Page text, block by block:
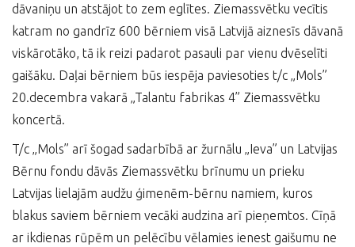
dāvaniņu un atstājot to zem eglītes. Ziemassvētku vecītis
katram no gandrīz 600 bērniem visā Latvijā aiznesīs dāvanā
viskārotāko, tā ik reizi padarot pasauli par vienu dvēselīti
gaišāku. Daļai bērniem būs iespēja paviesoties t/c „Mols”
20.decembra vakarā „Talantu fabrikas 4” Ziemassvētku
koncertā.
T/c „Mols” arī šogad sadarbībā ar žurnālu „Ieva” un Latvijas
Bērnu fondu dāvās Ziemassvētku brīnumu un prieku
Latvijas lielajām audžu ģimenēm-bērnu namiem, kuros
blakus saviem bērniem vecāki audzina arī pieņemtos. Cīņā
ar ikdienas rūpēm un pelēcību vēlamies ienest gaišumu ne